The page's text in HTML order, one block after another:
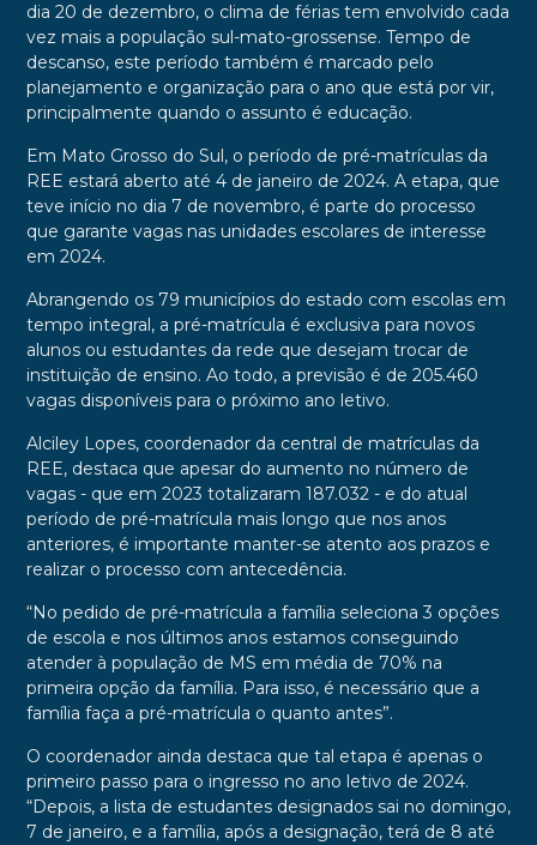
dia 20 de dezembro, o clima de férias tem envolvido cada
vez mais a população sul-mato-grossense. Tempo de
descanso, este período também é marcado pelo
planejamento e organização para o ano que está por vir,
principalmente quando o assunto é educação.
Em Mato Grosso do Sul, o período de pré-matrículas da
REE estará aberto até 4 de janeiro de 2024. A etapa, que
teve início no dia 7 de novembro, é parte do processo
que garante vagas nas unidades escolares de interesse
em 2024.
Abrangendo os 79 municípios do estado com escolas em
tempo integral, a pré-matrícula é exclusiva para novos
alunos ou estudantes da rede que desejam trocar de
instituição de ensino. Ao todo, a previsão é de 205.460
vagas disponíveis para o próximo ano letivo.
Alciley Lopes, coordenador da central de matrículas da
REE, destaca que apesar do aumento no número de
vagas - que em 2023 totalizaram 187.032 - e do atual
período de pré-matrícula mais longo que nos anos
anteriores, é importante manter-se atento aos prazos e
realizar o processo com antecedência.
“No pedido de pré-matrícula a família seleciona 3 opções
de escola e nos últimos anos estamos conseguindo
atender à população de MS em média de 70% na
primeira opção da família. Para isso, é necessário que a
família faça a pré-matrícula o quanto antes”.
O coordenador ainda destaca que tal etapa é apenas o
primeiro passo para o ingresso no ano letivo de 2024.
“Depois, a lista de estudantes designados sai no domingo,
7 de janeiro, e a família, após a designação, terá de 8 até